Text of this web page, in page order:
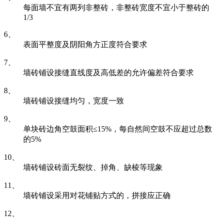
每面墙不宜有两列非整砖，非整砖宽度不宜小于整砖的
1/3
6、
表面平整度及阴阳角方正度符合要求
7、
墙砖铺设接缝直线度及高低差的允许偏差符合要求
8、
墙砖铺设接缝均匀，宽度一致
9、
单块砖边角空鼓面积≤15%，每自然间空鼓不应超过总数
的5%
10、
墙砖铺设砖面无裂纹、掉角、缺棱等现象
11、
墙砖铺设采用对花铺贴方式的，拼接应正确
12、